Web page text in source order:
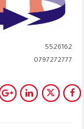
5526162
0797272777